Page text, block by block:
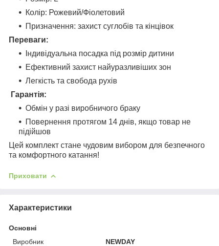
Колір: Рожевий/Фіолетовий
Призначення: захист суглобів та кінцівок
Переваги:
Індивідуальна посадка під розмір дитини
Ефективний захист найуразливіших зон
Легкість та свобода рухів
Гарантія:
Обмін у разі виробничого браку
Повернення протягом 14 днів, якщо товар не
підійшов
Цей комплект стане чудовим вибором для безпечного
та комфортного катання!
Приховати
Характеристики
Основні
Виробник
NEWDAY